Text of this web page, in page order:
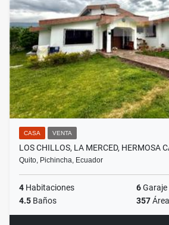
CASA VENTA
LOS CHILLOS, LA MERCED, HERMOSA
Quito, Pichincha, Ecuador
4 Habitaciones 6Garaje
4.5 Baños 357